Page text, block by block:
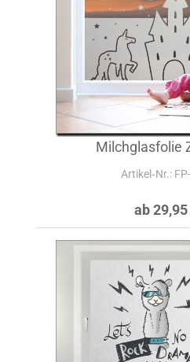
Milchglasfolie
Artikel‑Nr.:
ab 29,95